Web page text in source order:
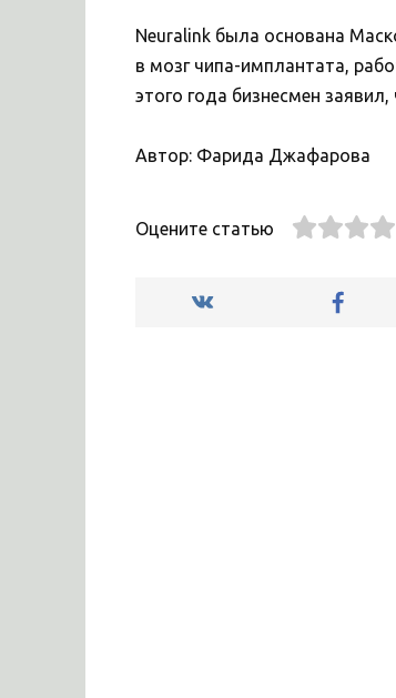
Neuralink была основана
в мозг чипа-имплантата,
этого года бизнесмен
Автор: Фарида Джафарова
Оцените статью